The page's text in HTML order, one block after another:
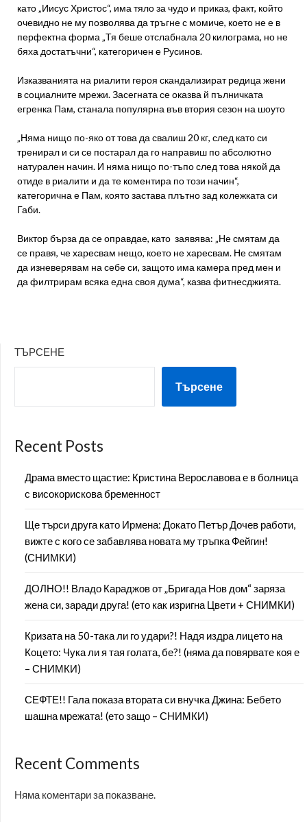
като „Иисус Христос“, има тяло за чудо и приказ, факт, който
очевидно не му позволява да тръгне с момиче, което не е в
перфектна форма „Тя беше отслабнала 20 килограма, но не
бяха достатъчни“, категоричен е Русинов.
Изказванията на риалити героя скандализират редица жени
в социалните мрежи. Засегната се оказва й пълничката
егренка Пам, станала популярна във втория сезон на шоуто
„Няма нищо по-яко от това да свалиш 20 кг, след като си
тренирал и си се постарал да го направиш по абсолютно
натурален начин. И няма нищо по-тъпо след това някой да
отиде в риалити и да те коментира по този начин“,
категорична е Пам, която застава плътно зад колежката си
Габи.
Виктор бърза да се оправдае, като заявява: „Не смятам да
се правя, че харесвам нещо, което не харесвам. Не смятам
да изневерявам на себе си, защото има камера пред мен и
да филтрирам всяка една своя дума“, казва фитнесджията.
ТЪРСЕНЕ
Търсене
Recent Posts
Драма вместо щастие: Кристина Верославова е в болница
с високорискова бременност
Ще търси друга като Ирмена: Докато Петър Дочев работи,
вижте с кого се забавлява новата му тръпка Фейгин!
(СНИМКИ)
ДОЛНО!! Владо Караджов от „Бригада Нов дом“ заряза
жена си, заради друга! (ето как изригна Цвети + СНИМКИ)
Кризата на 50-така ли го удари?! Надя издра лицето на
Коцето: Чука ли я тая голата, бе?! (няма да повярвате коя е
– СНИМКИ)
СЕФТЕ!! Гала показа втората си внучка Джина: Бебето
шашна мрежата! (ето защо – СНИМКИ)
Recent Comments
Няма коментари за показване.